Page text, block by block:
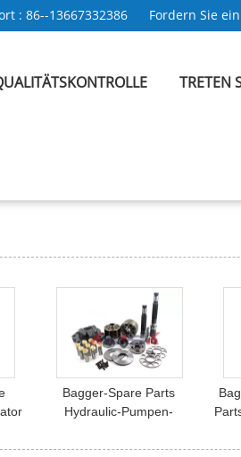
: 86--13667332386 Fordern Sie
TRETEN
Bagger-Spare Parts
Hydraulic-Pumpen-
Sany, die Schuh-Platten-